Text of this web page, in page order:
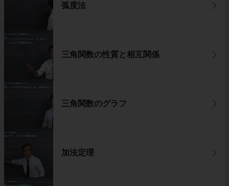
弧度法
三角関数の性質と相互関係
三角関数のグラフ
加法定理